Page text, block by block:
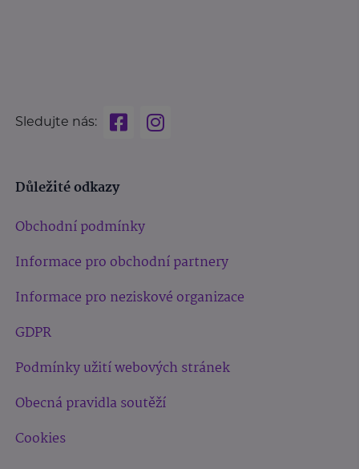
Sledujte nás:
Důležité odkazy
Obchodní podmínky
Informace pro obchodní partnery
Informace pro neziskové organizace
GDPR
Podmínky užití webových stránek
Obecná pravidla soutěží
Cookies